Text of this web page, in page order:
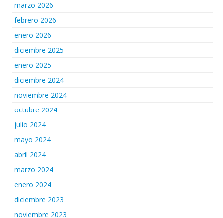
marzo 2026
febrero 2026
enero 2026
diciembre 2025
enero 2025
diciembre 2024
noviembre 2024
octubre 2024
julio 2024
mayo 2024
abril 2024
marzo 2024
enero 2024
diciembre 2023
noviembre 2023